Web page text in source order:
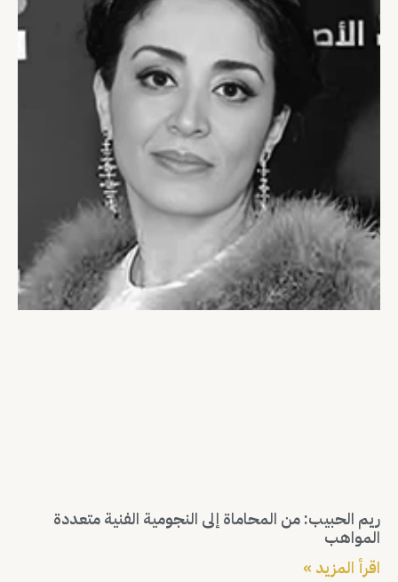
ريم الحبيب: من المحاماة إلى النجومية الفنية متعددة
المواهب
اقرأ المزيد »